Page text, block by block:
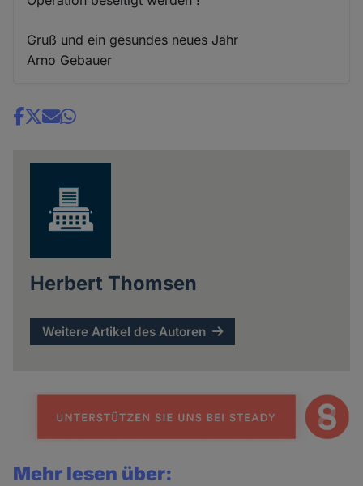
Gruß und ein gesundes neues Jahr
Arno Gebauer
Share
Herbert Thomsen
Weitere Artikel des Autoren
Mehr lesen über: